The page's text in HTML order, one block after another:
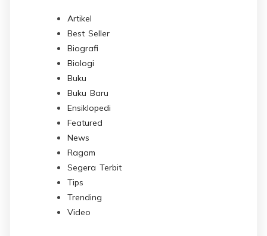
Artikel
Best Seller
Biografi
Biologi
Buku
Buku Baru
Ensiklopedi
Featured
News
Ragam
Segera Terbit
Tips
Trending
Video